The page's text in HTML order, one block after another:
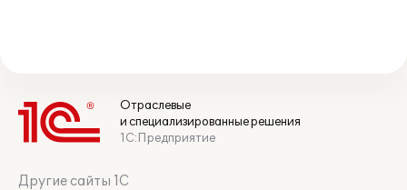
Отраслевые
и специализированные решения
1С:Предприятие
Другие сайты 1С